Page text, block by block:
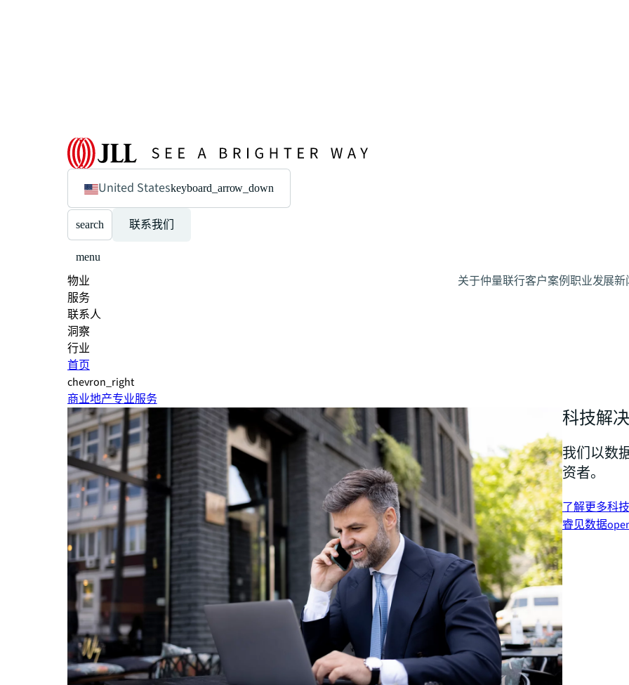
United Stateskeyboard_arrow_down
search 联系我们
menu
物业
服务
联系人
洞察
行业
关于仲量联行客户案例职业发展新
首页
chevron_right
商业地产专业服务
科技解
我们以数
资者。
了解更多科
睿见数据